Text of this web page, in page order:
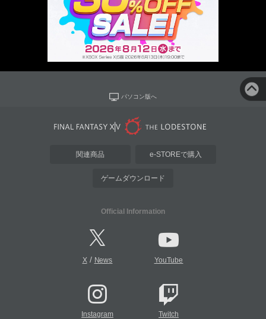
パソコン版へ
関連商品 e-STOREで購入
ゲームダウンロード
Official Information
X/ News YouTube
Instagram Twitch